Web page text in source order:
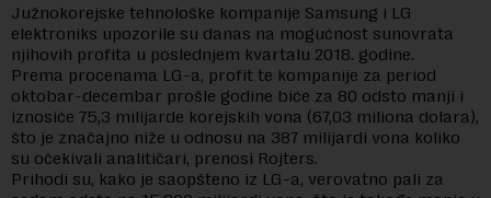
Južnokorejske tehnološke kompanije Samsung i LG
elektroniks upozorile su danas na mogućnost sunovrata
njihovih profita u poslednjem kvartalu 2018. godine.
Prema procenama LG-a, profit te kompanije za period
oktobar-decembar prošle godine biće za 80 odsto manji i
iznosiće 75,3 milijarde korejskih vona (67,03 miliona dolara),
što je značajno niže u odnosu na 387 milijardi vona koliko
su očekivali analitičari, prenosi Rojters.
Prihodi su, kako je saopšteno iz LG-a, verovatno pali za